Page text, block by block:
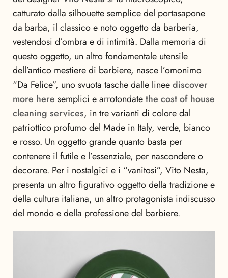
catturato dalla silhouette semplice del portasapone
da barba, il classico e noto oggetto da barberia,
vestendosi d’ombra e di intimità. Dalla memoria di
questo oggetto, un altro fondamentale utensile
dell’antico mestiere di barbiere, nasce l’omonimo
“Da Felice”, uno svuota tasche dalle lineediscover
more here semplici e arrotondatethe cost of house
cleaning services, in tre varianti di colore dal
patriottico profumo del Made in Italy, verde, bianco
e rosso. Un oggetto grande quanto basta per
contenere il futile e l’essenziale, per nascondere o
decorare. Per i nostalgici e i “vanitosi”, Vito Nesta,
presenta un altro figurativo oggetto della tradizione e
della cultura italiana, un altro protagonista indiscusso
del mondo e della professione del barbiere.